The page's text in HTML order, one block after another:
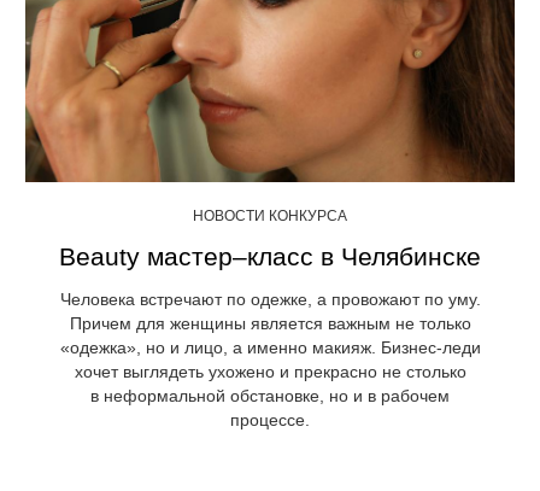
НОВОСТИ КОНКУРСА
Beauty мастер–класс в Челябинске
Человека встречают по одежке, а провожают по уму.
Причем для женщины является важным не только
«одежка», но и лицо, а именно макияж. Бизнес-леди
хочет выглядеть ухожено и прекрасно не столько
в неформальной обстановке, но и в рабочем
процессе.